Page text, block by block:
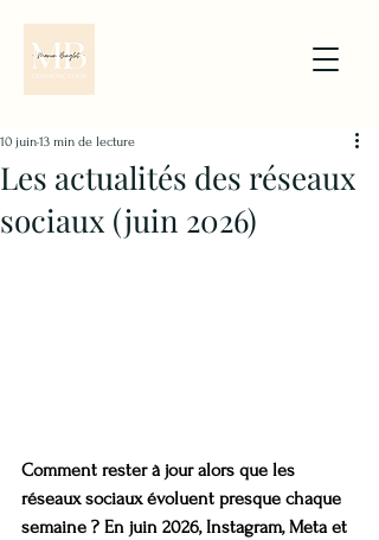
Les actualités des réseaux
sociaux (juin 2026)
10 juin13 min de lecture
Comment rester à jour alors que les
réseaux sociaux évoluent presque chaque
semaine ? En juin 2026, Instagram, Meta et